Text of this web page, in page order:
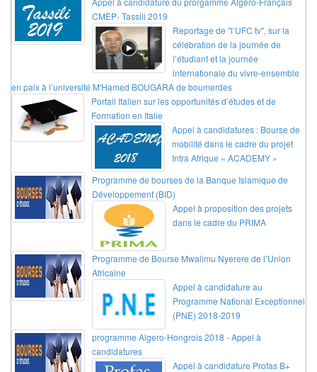
CMEP- Tassili 2019
Reportage de "l’UFC tv", sur la
célébration de la journée de
l’étudiant et la journée
internationale du vivre-ensemble
en paix à l’université M'Hamed BOUGARA de boumerdes
Portail Italien sur les opportunités d’études et de
Formation en Italie
Appel à candidatures : Bourse de
mobilité dans le cadre du projet
Intra Afrique « ACADEMY »
Programme de bourses de la Banque Islamique de
Développement (BID)
Appel à proposition des projets
dans le cadre du PRIMA
Programme de Bourse Mwalimu Nyerere de l’Union
Africaine
Appel à candidature au
Programme National Exceptionnel
(PNE) 2018-2019
programme Algero-Hongrois 2018 - Appel à
candidatures
Appel à candidature Profas B+